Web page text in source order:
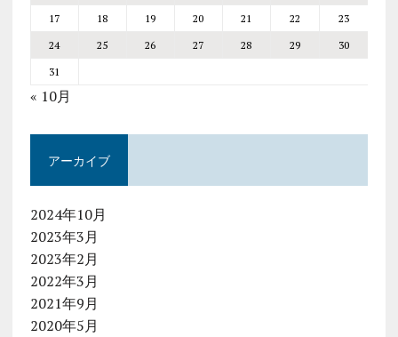
17
18 19 20 21 22
23
24
25 26 27 28 29
30
31
« 10月
アーカイブ
2024年10月
2023年3月
2023年2月
2022年3月
2021年9月
2020年5月